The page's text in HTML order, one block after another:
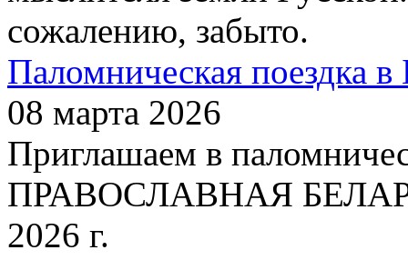
сожалению, забыто.
Паломническая поездка в
08 марта 2026
Приглашаем в
ПРАВОСЛАВНАЯ
2026 г.